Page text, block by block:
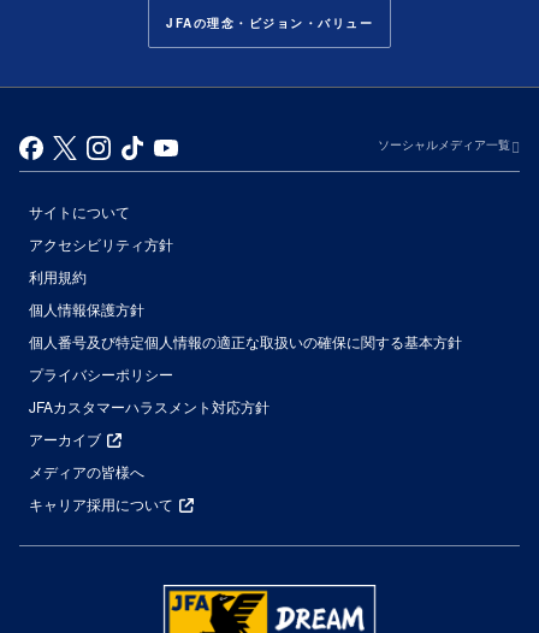
JFAの理念・ビジョン・バリュー
ソーシャルメディア一覧
サイトについて
アクセシビリティ方針
利用規約
個人情報保護方針
個人番号及び特定個人情報の適正な取扱いの確保に関する基本方針
プライバシーポリシー
JFAカスタマーハラスメント対応方針
アーカイブ
メディアの皆様へ
キャリア採用について